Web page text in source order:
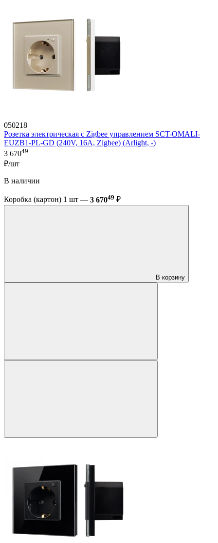
050218
Розетка электрическая с Zigbee управлением SCT-OMALI-
EUZB1-PL-GD (240V, 16A, Zigbee) (Arlight, -)
3 67049
₽/шт
В наличии
Коробка (картон) 1 шт — 3 67049 ₽
В корзину